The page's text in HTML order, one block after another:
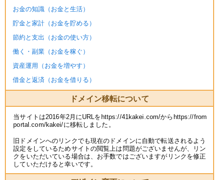
お金の知識（お金と生活）
貯金と家計（お金を貯める）
節約と支出（お金の使い方）
働く・副業（お金を稼ぐ）
資産運用（お金を増やす）
借金と返済（お金を借りる）
ドメイン移転について
当サイトは2016年2月にURLをhttps://41kakei.com/からhttps://from
portal.com/kakei/に移転しました。
旧ドメインへのリンクでも現在のドメインに自動で転送されるよう
設定をしているためサイトの閲覧上は問題がございませんが、リン
クをいただいている場合は、お手数ではございますがリンクを修正
していただけると幸いです。